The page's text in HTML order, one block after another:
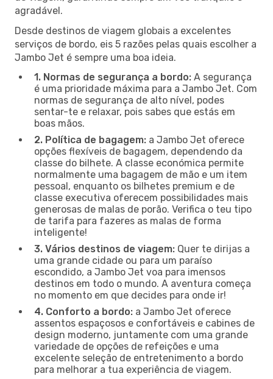
agradável.
Desde destinos de viagem globais a excelentes
serviços de bordo, eis 5 razões pelas quais escolher a
Jambo Jet é sempre uma boa ideia.
1. Normas de segurança a bordo: A segurança
é uma prioridade máxima para a Jambo Jet. Com
normas de segurança de alto nível, podes
sentar-te e relaxar, pois sabes que estás em
boas mãos.
2. Política de bagagem: a Jambo Jet oferece
opções flexíveis de bagagem, dependendo da
classe do bilhete. A classe económica permite
normalmente uma bagagem de mão e um item
pessoal, enquanto os bilhetes premium e de
classe executiva oferecem possibilidades mais
generosas de malas de porão. Verifica o teu tipo
de tarifa para fazeres as malas de forma
inteligente!
3. Vários destinos de viagem: Quer te dirijas a
uma grande cidade ou para um paraíso
escondido, a Jambo Jet voa para imensos
destinos em todo o mundo. A aventura começa
no momento em que decides para onde ir!
4. Conforto a bordo: a Jambo Jet oferece
assentos espaçosos e confortáveis e cabines de
design moderno, juntamente com uma grande
variedade de opções de refeições e uma
excelente seleção de entretenimento a bordo
para melhorar a tua experiência de viagem.